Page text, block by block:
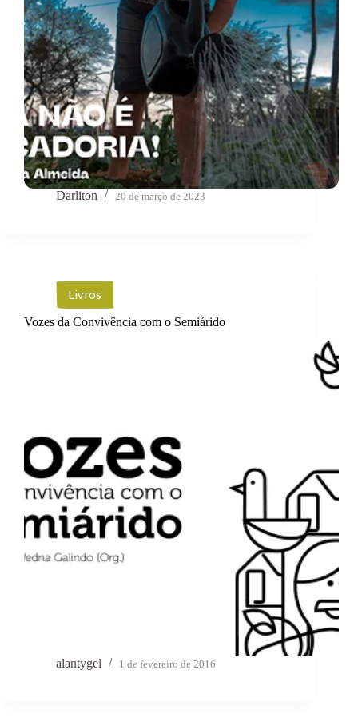
Darliton 20 de março de 2023
Livros
Vozes da Convivência com o Semiárido
alantygel 1 de fevereiro de 2016